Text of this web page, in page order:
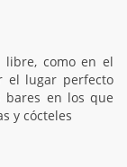
libre, como en el
el lugar perfecto
bares en los que
y cócteles